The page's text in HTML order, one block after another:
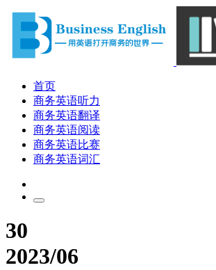
首页
商务英语听力
商务英语翻译
商务英语阅读
商务英语比赛
商务英语词汇
30
2023/06